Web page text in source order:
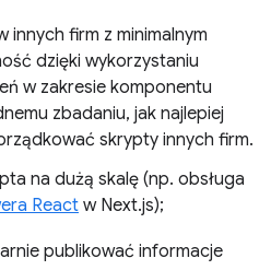
innych firm z minimalnym
dzięki wykorzystaniu
w zakresie komponentu
zbadaniu, jak najlepiej
skrypty innych firm.
na dużą skalę (np. obsługa
Reactw Next.js);
publikować informacje